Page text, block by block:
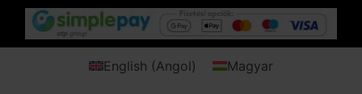
English (Angol) Magyar